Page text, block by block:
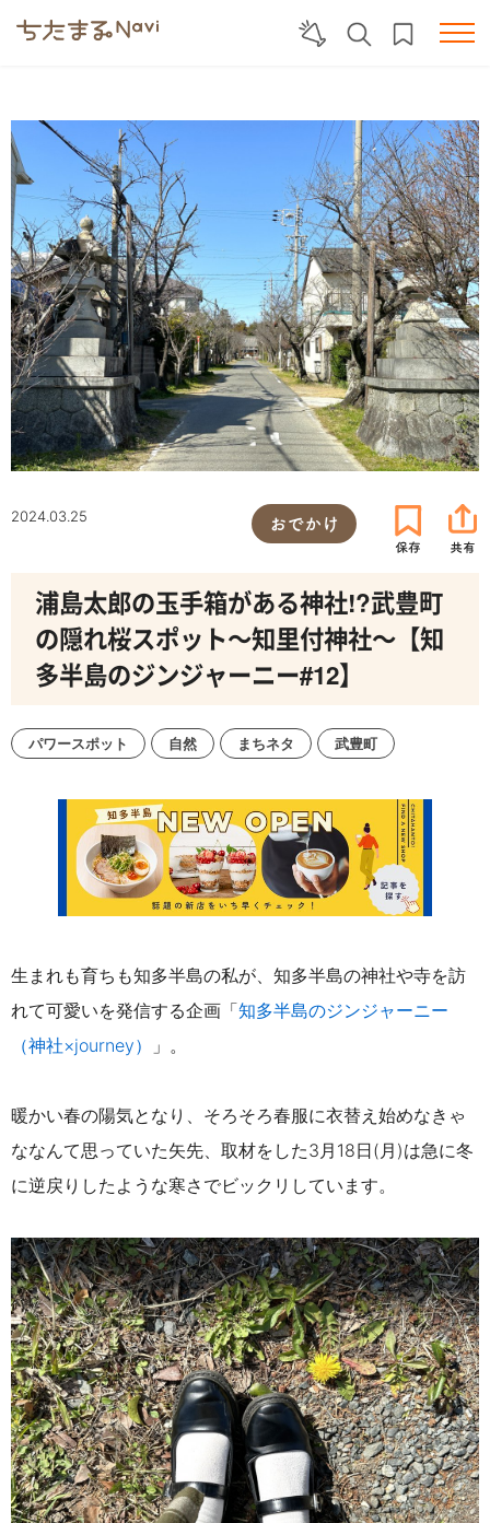
2024.03.25 おでかけ
浦島太郎の玉手箱がある神社!?武豊町
の隠れ桜スポット～知里付神社～【知
多半島のジンジャーニー#12】
パワースポット 自然 まちネタ 武豊町
生まれも育ちも知多半島の私が、知多半島の神社や寺を訪
れて可愛いを発信する企画「知多半島のジンジャーニー
（神社×journey）
」。
暖かい春の陽気となり、そろそろ春服に衣替え始めなきゃ
ななんて思っていた矢先、取材をした3月18日(月)は急に冬
に逆戻りしたような寒さでビックリしています。